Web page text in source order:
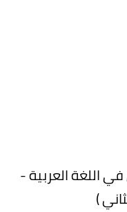
اللغة العربية -
)